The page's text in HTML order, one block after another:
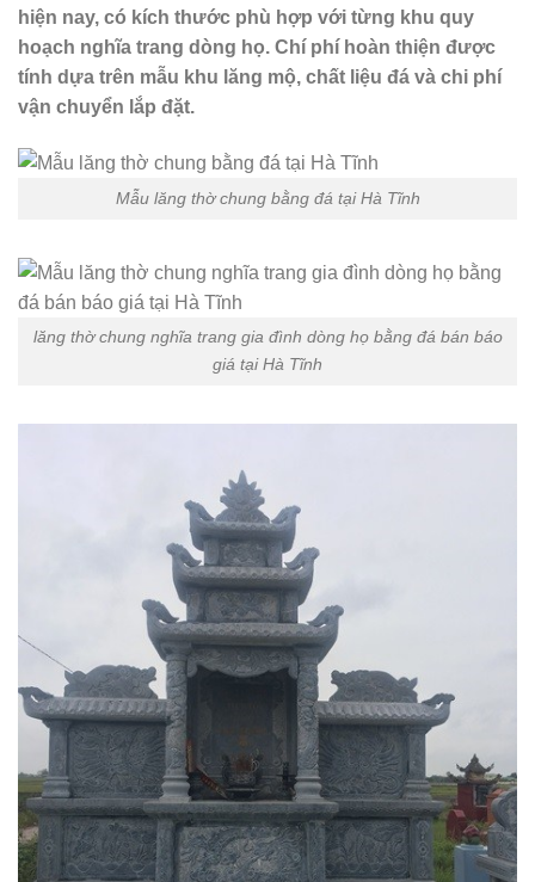
hiện nay, có kích thước phù hợp với từng khu quy
hoạch nghĩa trang dòng họ. Chí phí hoàn thiện được
tính dựa trên mẫu khu lăng mộ, chất liệu đá và chi phí
vận chuyển lắp đặt.
Mẫu lăng thờ chung bằng đá tại Hà Tĩnh
lăng thờ chung nghĩa trang gia đình dòng họ bằng đá bán báo
giá tại Hà Tĩnh